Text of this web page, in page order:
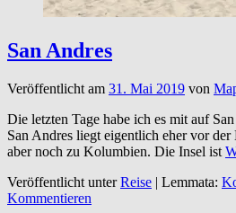
San Andres
Veröffentlicht am 31. Mai 2019 von
Die letzten Tage habe ich es mit auf
San Andres liegt eigentlich eher vor
aber noch zu Kolumbien. Die Insel ist
Veröffentlicht unterReise | Lemmata:
Kommentieren